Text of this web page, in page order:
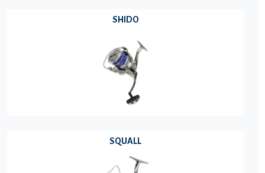
SHIDO
SQUALL